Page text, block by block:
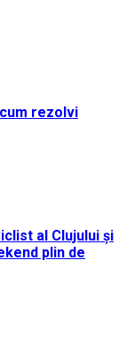
rezolvi
al Clujului și
plin de